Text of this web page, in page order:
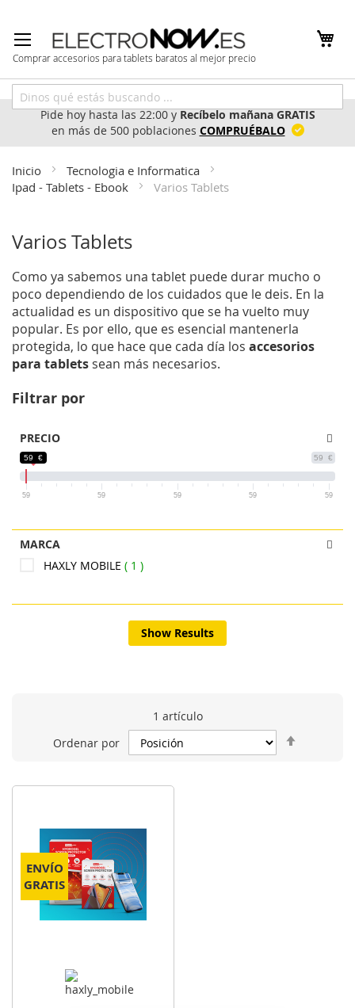
al
contenido
Comprar accesorios para tablets baratos al mejor precio
Pide hoy hasta las 22:00 yRecíbelo mañana GRATIS
en más de 500 poblaciones COMPRUÉBALO
Inicio
Tecnologia e Informatica
Ipad - Tablets - Ebook
Varios Tablets
Varios Tablets
Como ya sabemos una tablet puede durar mucho o
poco dependiendo de los cuidados que le deis. En la
actualidad es un dispositivo que se ha vuelto muy
popular. Es por ello, que es esencial mantenerla
protegida, lo que hace que cada día los accesorios
para tablets sean más necesarios.
1 artículo
Ordenar por
ENVÍO
GRATIS
Filtrar por
PRECIO
59 €
59 €
59 59 59 59 59
MARCA
HAXLY MOBILE
1
Show Results